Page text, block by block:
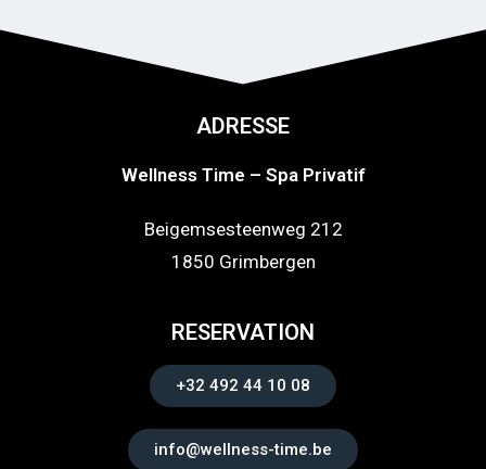
ADRESSE
Wellness Time – Spa Privatif
Beigemsesteenweg 212
1850 Grimbergen
RESERVATION
+32 492 44 10 08
info@wellness-time.be